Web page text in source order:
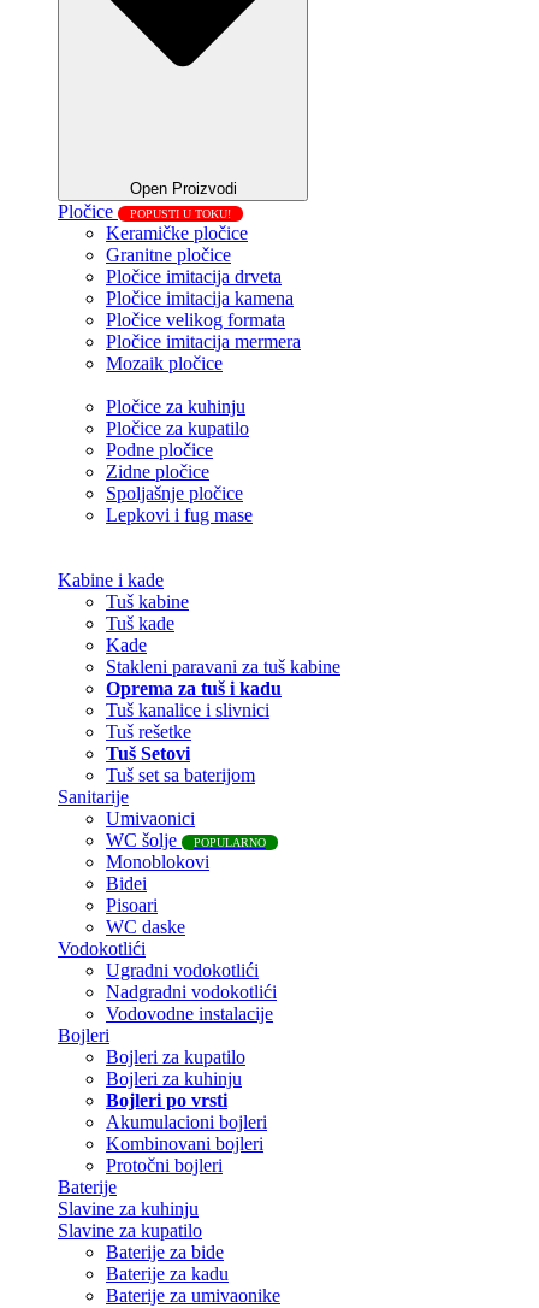
Open Proizvodi
Pločice POPUSTI U TOKU!
Keramičke pločice
Granitne pločice
Pločice imitacija drveta
Pločice imitacija kamena
Pločice velikog formata
Pločice imitacija mermera
Mozaik pločice
Pločice za kuhinju
Pločice za kupatilo
Podne pločice
Zidne pločice
Spoljašnje pločice
Lepkovi i fug mase
Kabine i kade
Tuš kabine
Tuš kade
Kade
Stakleni paravani za tuš kabine
Oprema za tuš i kadu
Tuš kanalice i slivnici
Tuš rešetke
Tuš Setovi
Tuš set sa baterijom
Sanitarije
Umivaonici
WC šolje
POPULARNO
Monoblokovi
Bidei
Pisoari
WC daske
Vodokotlići
Ugradni vodokotlići
Nadgradni vodokotlići
Vodovodne instalacije
Bojleri
Bojleri za kupatilo
Bojleri za kuhinju
Bojleri po vrsti
Akumulacioni bojleri
Kombinovani bojleri
Protočni bojleri
Baterije
Slavine za kuhinju
Slavine za kupatilo
Baterije za bide
Baterije za kadu
Baterije za umivaonike